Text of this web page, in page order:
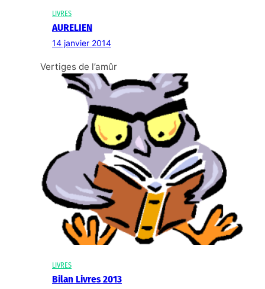
LIVRES
AURELIEN
14 janvier 2014
Vertiges de l’amûr
LIVRES
Bilan Livres 2013